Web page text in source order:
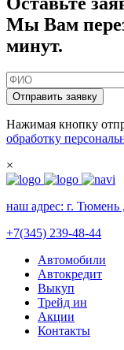
Мы Вам
минут.
Отправить заявку
Нажимая кнопку
обработку
×
наш адрес: г. Тюмень
+7(345) 239-48-44
Автомобили
Автокредит
Выкуп
Трейд ин
Акции
Контакты